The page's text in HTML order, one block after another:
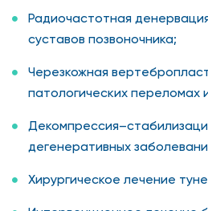
Радиочастотная
суставов позвоночника;
Черезкожная
патологических переломах
дегенеративных
Хирургическое лечение